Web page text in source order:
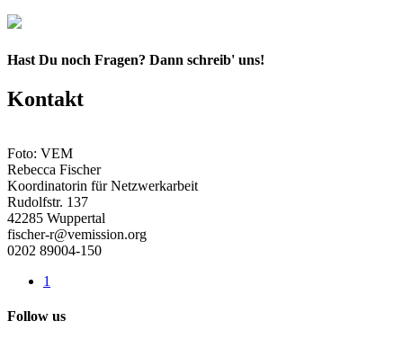
Hast Du noch Fragen? Dann schreib' uns!
Kontakt
Foto: VEM
Rebecca Fischer
Koordinatorin für Netzwerkarbeit
Rudolfstr. 137
42285 Wuppertal
fischer-r@vemission.org
0202 89004-150
1
Follow us